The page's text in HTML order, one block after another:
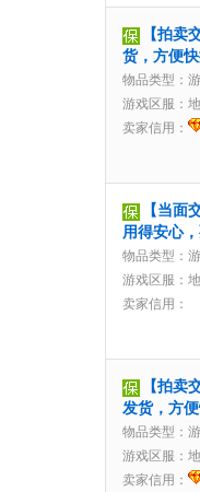
【拍卖
货，方便
物品类型：
游戏区服：
卖家信用：
【当面
用得安心
物品类型：
游戏区服：
卖家信用：
【拍卖
发货，方
物品类型：
游戏区服：
卖家信用：